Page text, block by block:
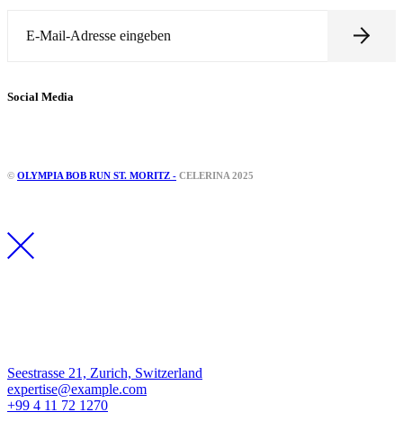
Social Media
© OLYMPIA BOB RUN ST. MORITZ - CELERINA 2025
Seestrasse 21, Zurich, Switzerland
expertise@example.com
+99 4 11 72 1270